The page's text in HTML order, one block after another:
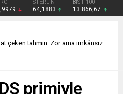
STERLİN
64,1883
BIST 100
13.866,67
çeken tahmin: Zor ama imkânsız
primiyle